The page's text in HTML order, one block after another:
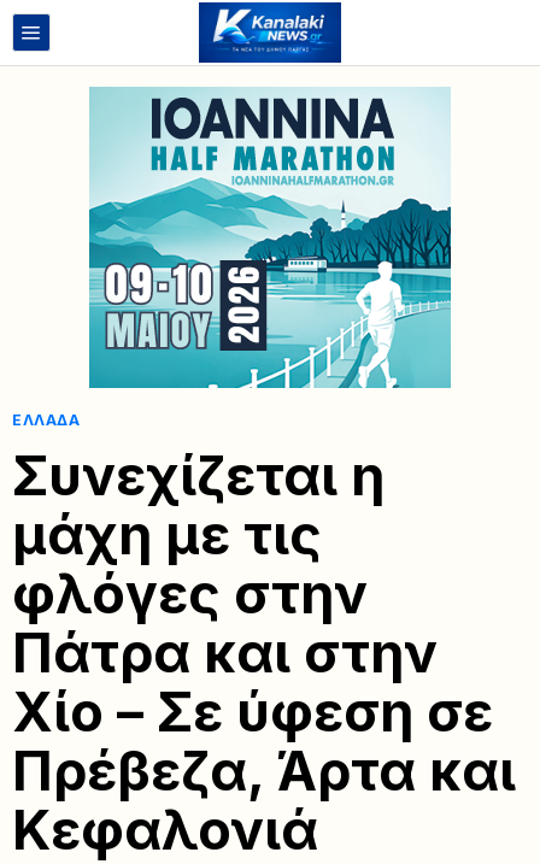
ΕΛΛΆΔΑ
Συνεχίζεται η
μάχη με τις
φλόγες στην
Πάτρα και στην
Χίο – Σε ύφεση σε
Πρέβεζα, Άρτα και
Κεφαλονιά